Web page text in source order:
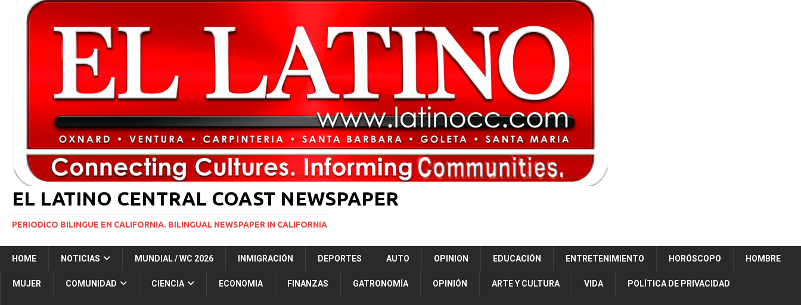
[ 7 agosto, 2026 ] Turquía, Pakistán y Arabia Saudí firman pacto de defensa mutua ante escalada de tensiones en Oriente Medio
[ 2 julio, 2024 ] Colombia apaga el ‘efecto Vini’. Brasil 1 – Colombia 1 DEPORTE
Corte Suprema levanta suspensión a ley de Texas que permite a la policía detener a migrantes
INMIGRACIÓN
Potente tormenta invernal desatará la mayor nevada en lo que va del año en California NACIONALES
[ 7 agosto, 2026 ] Simi Valley Man Sentenced to 51 Years to Life for Murdering Girlfriend in Front of Her Children LOCAL
[ 7 agosto, 2026 ] El primer hábitat submarino en décadas promete impulsar la investigación oceánica en EE. UU. CIENCIA
EL LATINO CENTRAL COAST NEWSPAPER
PERIODICO BILINGUE EN CALIFORNIA. BILINGUAL NEWSPAPER IN CALIFORNIA
HOME NOTICIAS MUNDIAL / WC 2026 INMIGRACIÓN DEPORTES AUTO OPINION EDUCACIÓN ENTRETENIMIENTO HORÓSCOPO HOMBRE
MUJER COMUNIDAD CIENCIA ECONOMIA FINANZAS GATRONOMÍA OPINIÓN ARTE Y CULTURA VIDA POLÍTICA DE PRIVACIDAD